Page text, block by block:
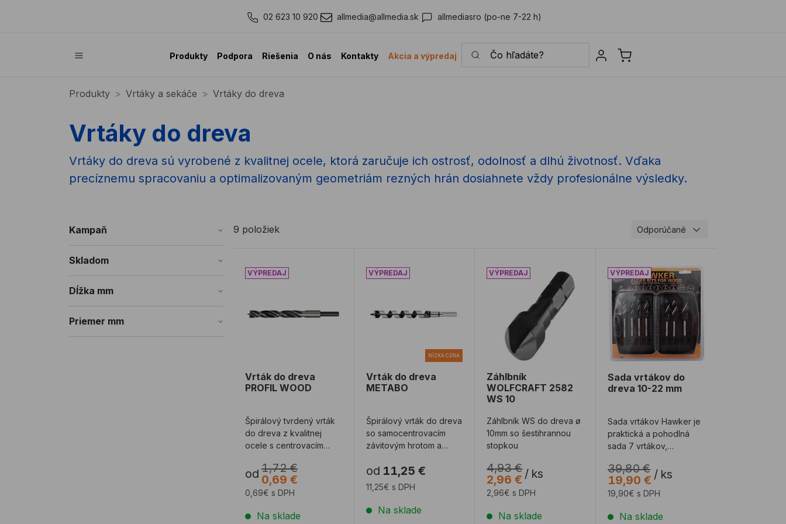
02 623 10 920 allmedia@allmedia.sk allmediasro (po-ne 7-22 h)
Produkty Podpora Riešenia O nás Kontakty Akcia a výpredaj
Čo hľadáte? Sign in
Produkty Vrtáky a sekáče Vrtáky do dreva
Vrtáky do dreva
Vrtáky do dreva sú vyrobené z kvalitnej ocele, ktorá zaručuje ich ostrosť, odolnosť a dlhú životnosť. Vďaka
precíznemu spracovaniu a optimalizovaným geometriám rezných hrán dosiahnete vždy profesionálne výsledky.
Kampaň
Skladom
Dĺžka mm
Priemer mm
9 položiek Odporúčané
Vrták do dreva PROFIL WOOD
Vrták do dreva
PROFIL WOOD
Špirálový tvrdený vrták
do dreva z kvalitnej
ocele s centrovacím
tvrdého a mäkkého ...
od 1,72 €
0,69 €
0,69€ s DPH
Na sklade
Vrták do dreva METABO
NÍZKA CENA
Vrták do dreva
METABO
Špirálový vrták do dreva
so samocentrovacím
závitovým hrotom a
na vŕtanie hlb ...
od 11,25 €
11,25€ s DPH
Na sklade
Záhlbník WOLFCRAFT 2582 WS 10
Záhlbník
WOLFCRAFT 2582
WS 10
Záhlbník WS do dreva ø
10mm so šestihrannou
stopkou
4,93 €
2,96 € / ks
2,96€ s DPH
Na sklade
Sada vrtákov do dreva 10-22 mm
Sada vrtákov do
dreva 10-22 mm
Sada vrtákov Hawker je
praktická a pohodlná
sada 7 vrtákov,
kazete. Každý vrtá ...
39,80 €
19,90 € / ks
19,90€ s DPH
Na sklade